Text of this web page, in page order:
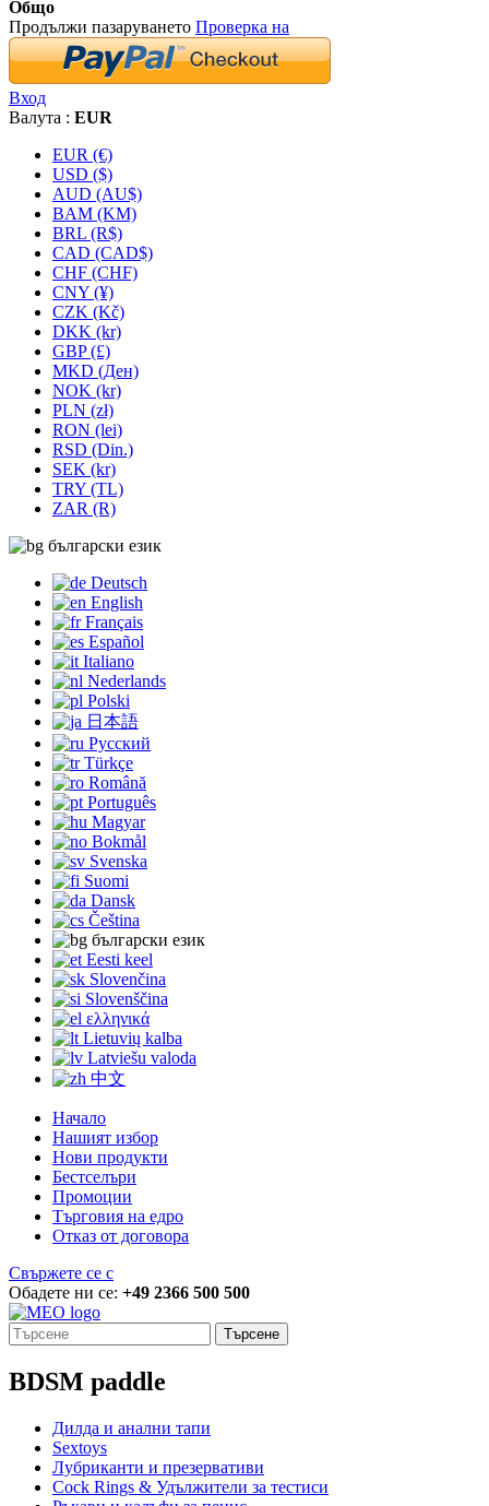
Общо
Продължи пазаруването Проверка на
Вход
Валута : EUR
EUR (€)
USD ($)
AUD (AU$)
BAM (KM)
BRL (R$)
CAD (CAD$)
CHF (CHF)
CNY (¥)
CZK (Kč)
DKK (kr)
GBP (£)
MKD (Ден)
NOK (kr)
PLN (zł)
RON (lei)
RSD (Din.)
SEK (kr)
TRY (TL)
ZAR (R)
български език
Deutsch
English
Français
Español
Italiano
Nederlands
Polski
日本語
Русский
Türkçe
Română
Português
Magyar
Bokmål
Svenska
Suomi
Dansk
Čeština
български език
Eesti keel
Slovenčina
Slovenščina
ελληνικά
Lietuvių kalba
Latviešu valoda
中文
Начало
Нашият избор
Нови продукти
Бестселъри
Промоции
Търговия на едро
Отказ от договора
Свържете се с
Обадете ни се: +49 2366 500 500
Търсене
BDSM paddle
Дилда и анални тапи
Sextoys
Лубриканти и презервативи
Cock Rings & Удължители за тестиси